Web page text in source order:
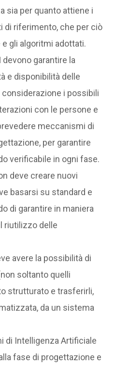
sia per quanto attiene i
di riferimento, che per ciò
gli algoritmi adottati.
devono garantire la
e disponibilità delle
i possibili
con le persone e
meccanismi di
per garantire
verificabile in ogni fase.
deve creare nuovi
basarsi su standard e
di garantire in maniera
riutilizzo delle
avere la possibilità di
soltanto quelli
strutturato e trasferirli,
da un sistema
di Intelligenza Artificiale
fase di progettazione e